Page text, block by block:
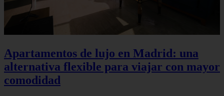
Apartamentos de lujo en Madrid: una
alternativa flexible para viajar con mayor
comodidad